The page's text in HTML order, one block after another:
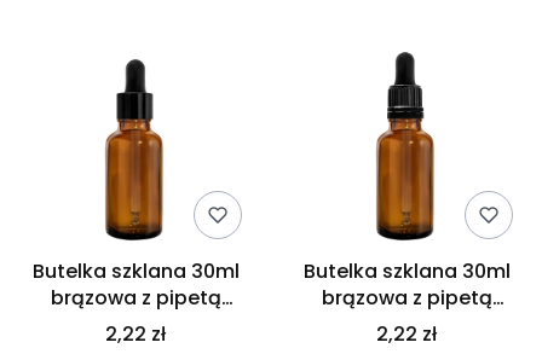
Butelka szklana 30ml
brązowa z pipetą
czarną połysk
2,22 zł
Butelka szklana 30ml
brązowa z pipetą
gwarancyjną
2,22 zł